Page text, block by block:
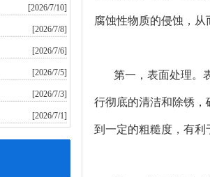
[2026/7/10]
[2026/7/8]
[2026/7/6]
[2026/7/5]
[2026/7/3]
[2026/7/1]
腐蚀性物质的侵蚀，从
第一，表面处理。
行彻底的清洁和除锈
到一定的粗糙度，有利